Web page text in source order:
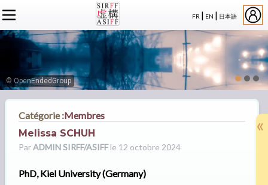
FR | EN | 日本語
L'ASSOCIATION
À PROPOS
ADHÉSION
CRÉDITS
ACTUALITÉS SIRFF
NOS CONGRÈS
SÉMINAIRES
PUBLICATIONS
ACTUALITÉS SUR LA FICTION
ÉVÉNEMENTS
PUBLICATIONS
MEMBRES
LE BUREAU
LE CONSEIL D’ADMINISTRATION
MEMBRES FONDATEURS
© OpenEndedGroup
Catégorie :Membres
Melissa SCHUH
ParADMIN SIRFF/ASIFFle 12 octobre 2024
PhD, Kiel University (Germany)
«